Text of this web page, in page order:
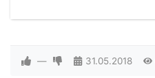
— 31.05.2018